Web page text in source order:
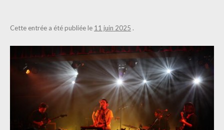
Cette entrée a été publiée le 11 juin 2025 .